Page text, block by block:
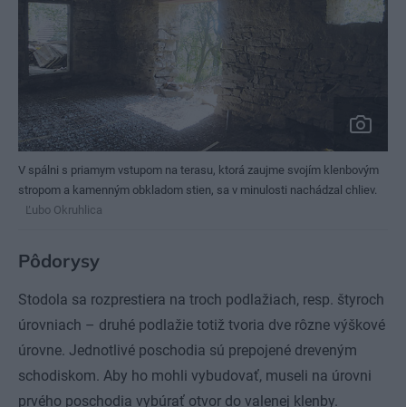
V spálni s priamym vstupom na terasu, ktorá zaujme svojím klenbovým
stropom a kamenným obkladom stien, sa v minulosti nachádzal chliev.
Ľubo Okruhlica
Pôdorysy
Stodola sa rozprestiera na troch podlažiach, resp. štyroch
úrovniach – druhé podlažie totiž tvoria dve rôzne výškové
úrovne. Jednotlivé poschodia sú prepojené dreveným
schodiskom. Aby ho mohli vybudovať, museli na úrovni
prvého poschodia vybúrať otvor do valenej klenby.